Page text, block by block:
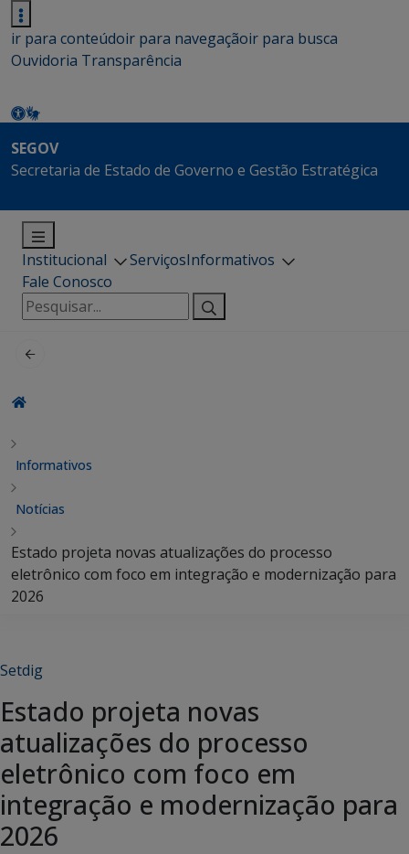
ir para conteúdoir para navegaçãoir para busca
Ouvidoria Transparência
SEGOV
Secretaria de Estado de Governo e Gestão Estratégica
Institucional ServiçosInformativos
Fale Conosco
Pesquisar
por:
Informativos
Notícias
Estado projeta novas atualizações do processo
eletrônico com foco em integração e modernização para
2026
Setdig
Estado projeta novas
atualizações do processo
eletrônico com foco em
integração e modernização para
2026